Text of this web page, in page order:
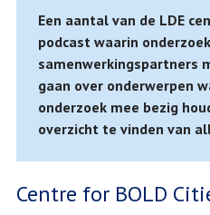
Een aantal van de LDE
podcast waarin
samenwerkingspartners
gaan over onderwerpen
onderzoek mee bezig
overzicht te vinden van
Centre for BOLD